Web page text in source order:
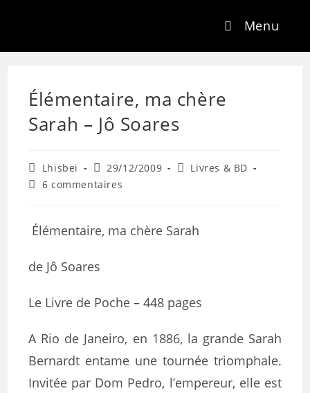
Menu
Élémentaire, ma chère
Sarah – Jô Soares
Lhisbei 29/12/2009
Livres & BD
6 commentaires
Élémentaire, ma chère Sarah
de Jô Soares
Le Livre de Poche – 448 pages
A Rio de Janeiro, en 1886, la grande Sarah
Bernardt entame une tournée triomphale.
Invitée par Dom Pedro, l’empereur, elle est